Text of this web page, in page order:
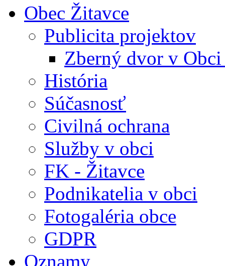
Obec Žitavce
Publicita projektov
Zberný dvor v
História
Súčasnosť
Civilná ochrana
Služby v obci
FK - Žitavce
Podnikatelia v obci
Fotogaléria obce
GDPR
Oznamy